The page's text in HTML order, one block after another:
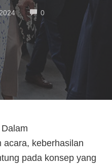
0COMMENTS
acara, keberhasilan
pada konsep yang